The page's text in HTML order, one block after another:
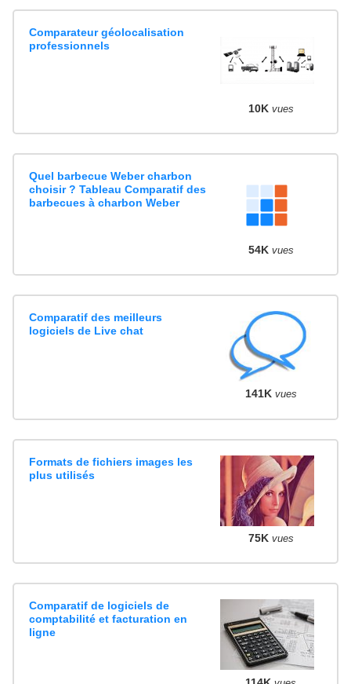
Comparateur géolocalisation
professionnels
10K vues
Quel barbecue Weber charbon
choisir ? Tableau Comparatif des
barbecues à charbon Weber
54K vues
Comparatif des meilleurs
logiciels de Live chat
141K vues
Formats de fichiers images les
plus utilisés
75K vues
Comparatif de logiciels de
comptabilité et facturation en
ligne